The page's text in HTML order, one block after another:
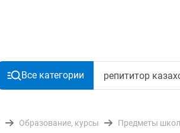
Все категории
Образование, курсы Предметы